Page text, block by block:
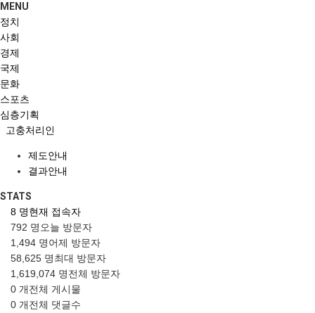
MENU
정치
사회
경제
국제
문화
스포츠
심층기획
고충처리인
제도안내
결과안내
STATS
8 명현재 접속자
792 명오늘 방문자
1,494 명어제 방문자
58,625 명최대 방문자
1,619,074 명전체 방문자
0 개전체 게시물
0 개전체 댓글수